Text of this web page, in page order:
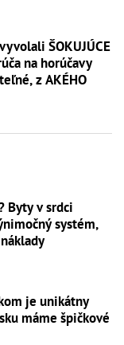
ŠOKUJÚCE
na horúčavy
z AKÉHO
Byty v srdci
systém,
je unikátny
máme špičkové